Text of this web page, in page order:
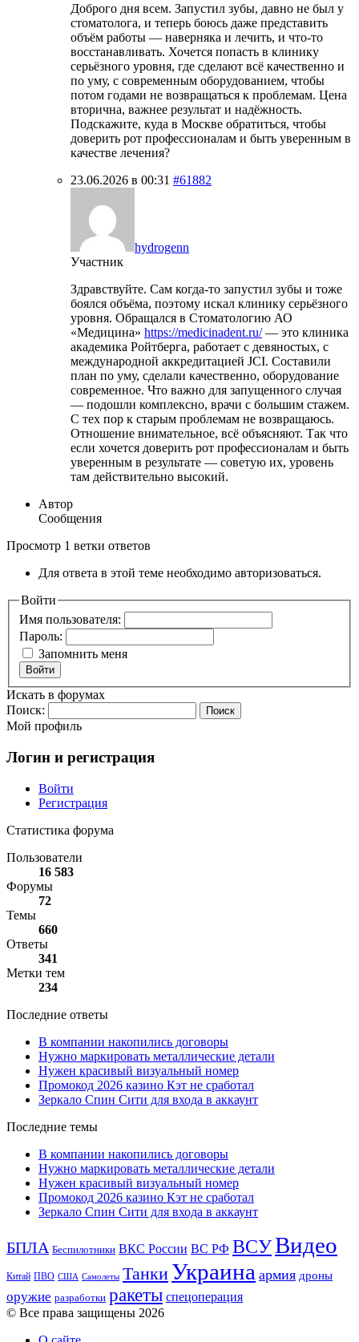
Доброго дня всем. Запустил зубы, давно не был у
стоматолога, и теперь боюсь даже представить
объём работы — наверняка и лечить, и что-то
восстанавливать. Хочется попасть в клинику
серьёзного уровня, где сделают всё качественно и
по уму, с современным оборудованием, чтобы
потом годами не возвращаться к проблемам. Цена
вторична, важнее результат и надёжность.
Подскажите, куда в Москве обратиться, чтобы
доверить рот профессионалам и быть уверенным в
качестве лечения?
23.06.2026 в 00:31 #61882
hydrogenn
Участник
Здравствуйте. Сам когда-то запустил зубы и тоже
боялся объёма, поэтому искал клинику серьёзного
уровня. Обращался в Стоматологию АО
«Медицина» https://medicinadent.ru/— это клиника
академика Ройтберга, работает с девяностых, с
международной аккредитацией JCI. Составили
план по уму, сделали качественно, оборудование
современное. Что важно для запущенного случая
— подошли комплексно, врачи с большим стажем.
С тех пор к старым проблемам не возвращаюсь.
Отношение внимательное, всё объясняют. Так что
если хочется доверить рот профессионалам и быть
уверенным в результате — советую их, уровень
там действительно высокий.
Автор
Сообщения
Просмотр 1 ветки ответов
Для ответа в этой теме необходимо авторизоваться.
Войти
Имя пользователя:
Пароль:
Запомнить меня
Войти
Искать в форумах
Поиск:
Мой профиль
Логин и регистрация
Войти
Регистрация
Статистика форума
Пользователи
16 583
Форумы
72
Темы
660
Ответы
341
Метки тем
234
Последние ответы
В компании накопились договоры
Нужно маркировать металлические детали
Нужен красивый визуальный номер
Промокод 2026 казино Кэт не сработал
Зеркало Спин Сити для входа в аккаунт
Последние темы
В компании накопились договоры
Нужно маркировать металлические детали
Нужен красивый визуальный номер
Промокод 2026 казино Кэт не сработал
Зеркало Спин Сити для входа в аккаунт
БПЛА Беспилотники ВКС России ВС РФ ВСУВидео
Китай ПВО США Самолеты Танки Украина армия дроны
оружие разработки ракеты спецоперация
© Все права защищены 2026